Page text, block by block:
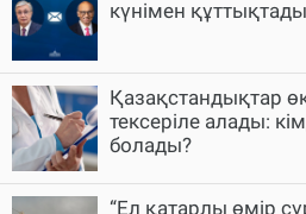
күнімен құттықтады
Қазақстандықтар
тексеріле алады:
болады?
“Ел қатарлы өмір